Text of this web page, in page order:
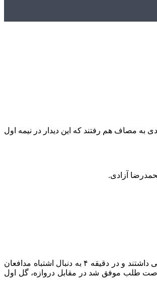
و الشرطه عراق در دور هفتم لیگ نخبگان آسیا، شامگاه دوشنبه ۱۵ بهمن از ساعت ۱۹:۳۰ در ورزشگاه آزادی به مصاف هم رفتند که این دیدار در نیمه اول
آزادی.
هر دو تیم در شرایطی پا به این میدان گذاشتند که برای رسیدن به مرحله بعد به سه امتیاز این دیدار نیاز دارند اما شاگردان سهراب بختیاری زاده شروعی طوفانی داشتند و در دقیقه ۴ به دنبال اشتباه مدافعان
طلب موفق شد در مقابل دروازه، گل اول